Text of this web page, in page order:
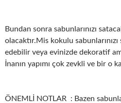
Bundan sonra sabunlarınızı
olacaktır.Mis kokulu
edebilir veya evinizde dekoratif
İnanın yapımı çok zevkli ve bir o
ÖNEMLİ NOTLAR : Bazen